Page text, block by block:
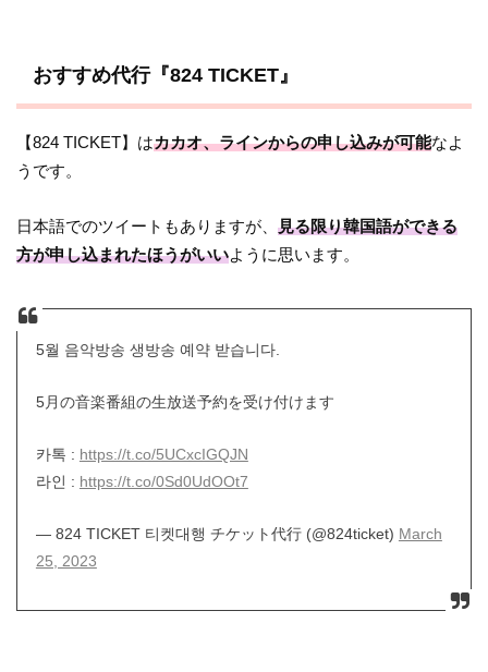
おすすめ代行『824 TICKET』
【824 TICKET】はカカオ、ラインからの申し込みが可能なよ
うです。
日本語でのツイートもありますが、見る限り韓国語ができる
方が申し込まれたほうがいいように思います。
5월 음악방송 생방송 예약 받습니다.
5月の音楽番組の生放送予約を受け付けます
카톡 : https://t.co/5UCxcIGQJN
라인 : https://t.co/0Sd0UdOOt7
— 824 TICKET 티켓대행 チケット代行 (@824ticket) March
25, 2023